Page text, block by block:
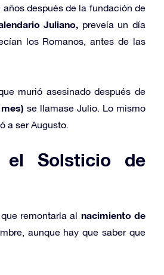
después de la fundación de
Juliano, preveía un día
los Romanos, antes de las
murió asesinado después de
se llamase Julio. Lo mismo
a ser Augusto.
Solsticio de
remontarla al nacimiento de
aunque hay que saber que